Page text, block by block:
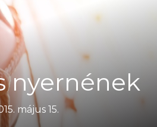
nyernének
május 15.